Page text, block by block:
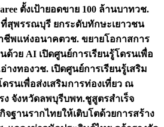
ตั้งเป้ายอดขาย 100 ล้านบาทวช.
ที่สุพรรณบุรี ยกระดับทักษะเยาวชน
ชีพแห่งอนาคตวช. ขยายโอกาสการ
ด้วย AI เปิดศูนย์การเรียนรู้โดรนเพื่อ
างทองวช. เปิดศูนย์การเรียนรู้เสริม
รนเพื่อส่งเสริมการท่องเที่ยว ณ
ง จังหวัดลพบุรีบพท.ชูสูตรสำเร็จ
จฐานรากไทยให้เติบโตด้วยการสร้าง